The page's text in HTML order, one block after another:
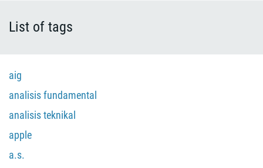
List of tags
aig
analisis fundamental
analisis teknikal
apple
a.s.